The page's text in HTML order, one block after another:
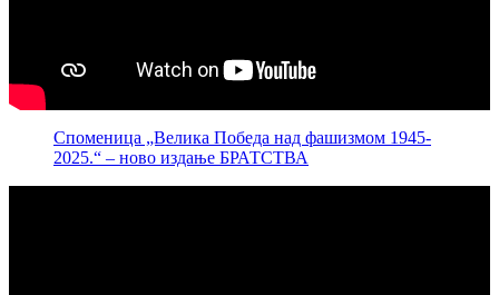
Споменица „Велика Победа над фашизмом 1945-
2025.“ – ново издање БРАТСТВА